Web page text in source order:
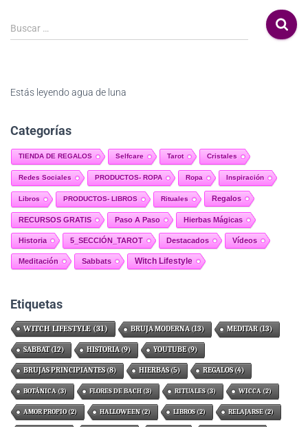
Buscar …
Estás leyendoagua de luna
Categorías
TIENDA DE REGALOS Selfcare Tarot Cristales
Redes Sociales PRODUCTOS- ROPA Ropa Inspiración
Libros PRODUCTOS- LIBROS Rituales Regalos
RECURSOS GRATIS Paso A Paso Hierbas Mágicas
Historia 5_SECCIÓN_TAROT Destacados Vídeos
Meditación Sabbats Witch Lifestyle
Etiquetas
WITCH LIFESTYLE(31) BRUJA MODERNA(13) MEDITAR(13)
SABBAT(12) HISTORIA(9) YOUTUBE(9)
BRUJAS PRINCIPIANTES(8) HIERBAS(5) REGALOS(4)
BOTÁNICA (3) FLORES DE BACH(3) RITUALES(3) WICCA (2)
AMOR PROPIO(2) HALLOWEEN(2) LIBROS(2) RELAJARSE(2)